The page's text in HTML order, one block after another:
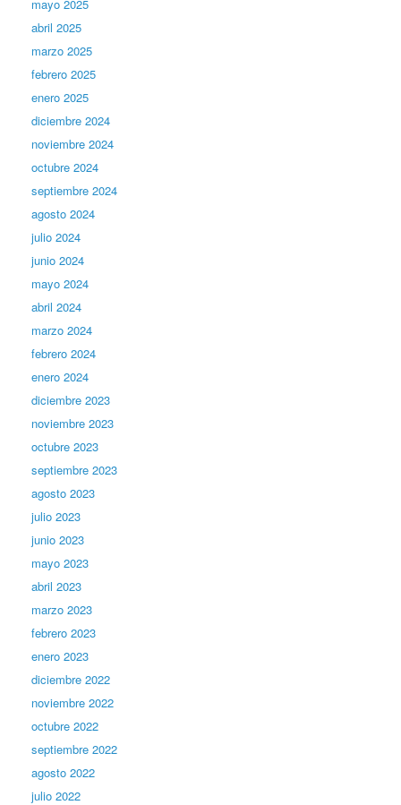
mayo 2025
abril 2025
marzo 2025
febrero 2025
enero 2025
diciembre 2024
noviembre 2024
octubre 2024
septiembre 2024
agosto 2024
julio 2024
junio 2024
mayo 2024
abril 2024
marzo 2024
febrero 2024
enero 2024
diciembre 2023
noviembre 2023
octubre 2023
septiembre 2023
agosto 2023
julio 2023
junio 2023
mayo 2023
abril 2023
marzo 2023
febrero 2023
enero 2023
diciembre 2022
noviembre 2022
octubre 2022
septiembre 2022
agosto 2022
julio 2022